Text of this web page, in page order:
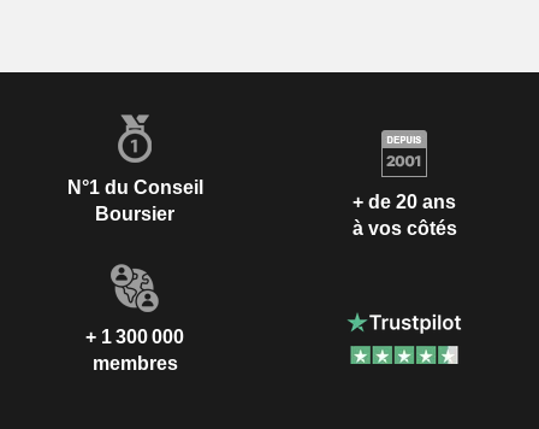
N°1 du Conseil
Boursier
+ de 20 ans
à vos côtés
+ 1 300 000
membres